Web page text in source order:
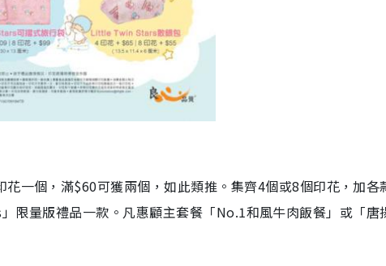
一個，滿$60可獲兩個，如此類推。集齊4個或8個印花，加各
量版禮品一款。凡惠顧主套餐「No.1和風牛肉飯餐」或「唐